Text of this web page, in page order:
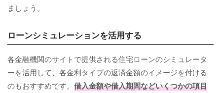
ましょう。
ローンシミュレーションを活用する
各金融機関のサイトで提供される住宅ローンのシミュレータ
ーを活用して、各金利タイプの返済金額のイメージを付ける
のもおすすめです。 借入金額や借入期間などいくつかの項目